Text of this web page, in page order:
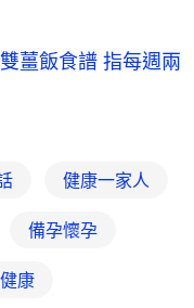
薑飯食譜 指每週兩
健康一家人
備孕懷孕
康